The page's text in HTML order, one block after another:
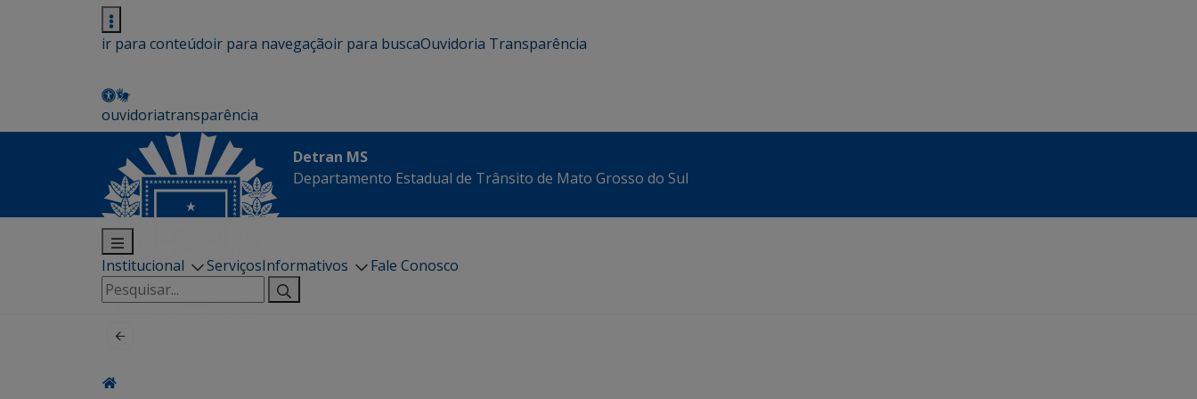
ir para conteúdoir para navegaçãoir para buscaOuvidoria Transparência
ouvidoriatransparência
Detran MS
Departamento Estadual de Trânsito de Mato Grosso do Sul
Institucional ServiçosInformativos
Fale Conosco
Pesquisar
por: